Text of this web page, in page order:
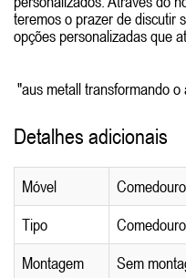
teremos o prazer de discutir
opções personalizadas que
"aus metall transformando o
Detalhes adicionais
Móvel
Comedouro.
Tipo
Montagem
Sem